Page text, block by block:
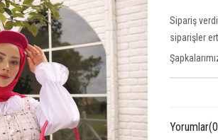
Sipariş
siparişler
Yorumlar